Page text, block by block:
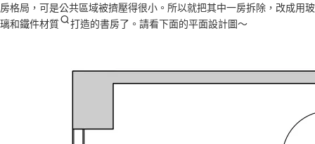
房格局，可是公共區域被擠壓得很小。所以就把其中一房拆除，改成用玻
璃和鐵件材質 打造的書房了。請看下面的平面設計圖～